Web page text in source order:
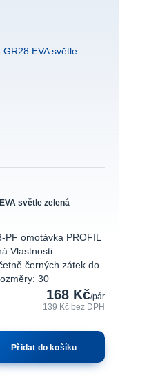
světle zelená
PF omotávka PROFIL
Vlastnosti:
černých zátek do
30
168 Kč/pár
139 Kčbez DPH
Přidat do košíku